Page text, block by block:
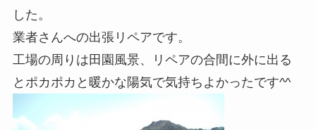
した。
業者さんへの出張リペアです。
工場の周りは田園風景、リペアの合間に外に出る
とポカポカと暖かな陽気で気持ちよかったです^^